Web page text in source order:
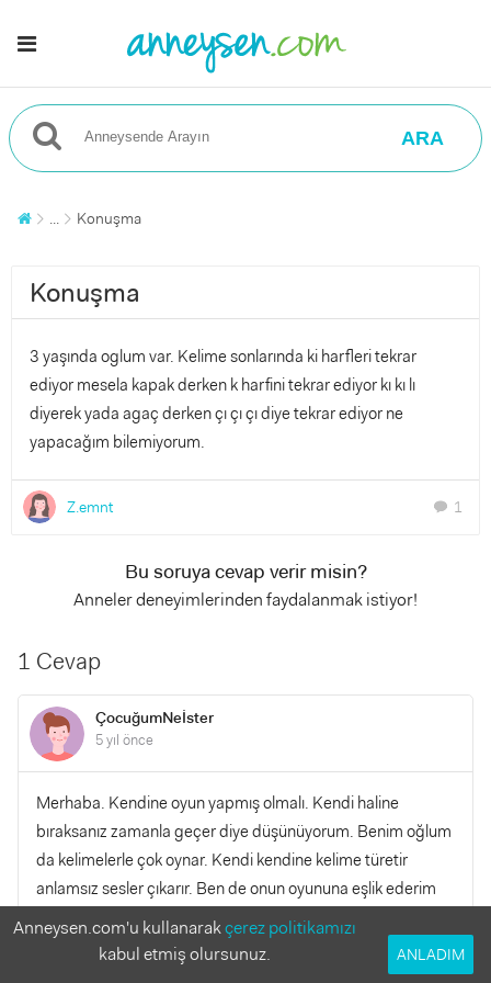
ARA
... Konuşma
Konuşma
3 yaşında oglum var. Kelime sonlarında ki harfleri tekrar
ediyor mesela kapak derken k harfini tekrar ediyor kı kı lı
diyerek yada agaç derken çı çı çı diye tekrar ediyor ne
yapacağım bilemiyorum.
Z.emnt chat 1
Bu soruya cevap verir misin?
Anneler deneyimlerinden faydalanmak istiyor!
1 Cevap
ÇocuğumNeİster
5 yıl önce
Merhaba. Kendine oyun yapmış olmalı. Kendi haline
bıraksanız zamanla geçer diye düşünüyorum. Benim oğlum
da kelimelerle çok oynar. Kendi kendine kelime türetir
anlamsız sesler çıkarır. Ben de onun oyununa eşlik ederim
bazı zamanlar.
YANITLA
Anneysen.com'u kullanarakçerez politikamızı
kabul etmiş olursunuz.
ANLADIM